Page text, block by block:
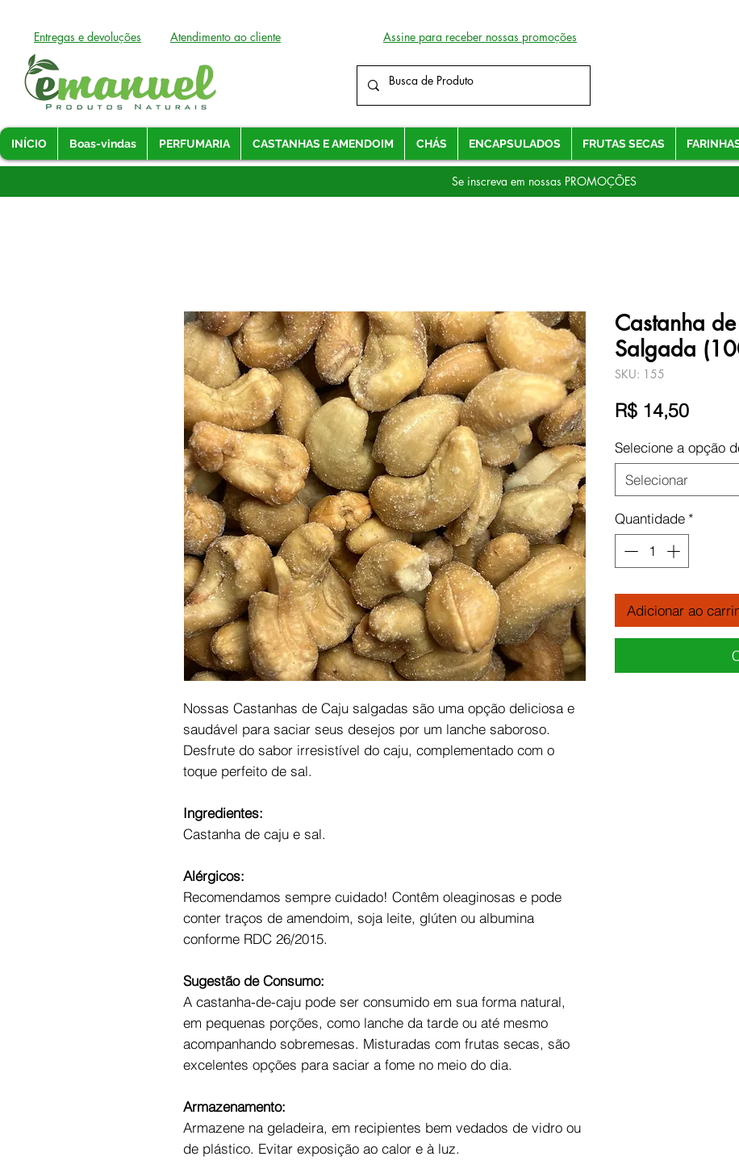
Atendimento ao cliente
Entregas e devoluções Assine para receber nossas promoções
INÍCIO Boas-vindas PERFUMARIA CASTANHAS E AMENDOIM CHÁS ENCAPSULADOS FRUTAS SECAS
Se inscreva em nossas PROMOÇÕES
Nossas Castanhas de Caju salgadas são uma opção deliciosa e
saudável para saciar seus desejos por um lanche saboroso.
Desfrute do sabor irresistível do caju, complementado com o
toque perfeito de sal.
Ingredientes:
Castanha de caju e sal.
Alérgicos:
Recomendamos sempre cuidado! Contêm oleaginosas e pode
conter traços de amendoim, soja leite, glúten ou albumina
conforme RDC 26/2015.
Sugestão de Consumo:
A castanha-de-caju pode ser consumido em sua forma natural,
em pequenas porções, como lanche da tarde ou até mesmo
acompanhando sobremesas. Misturadas com frutas secas, são
excelentes opções para saciar a fome no meio do dia.
Armazenamento:
Armazene na geladeira, em recipientes bem vedados de vidro ou
de plástico. Evitar exposição ao calor e à luz.
Castanha
Salgada
SKU: 155
R$ 14,50Preço
Selecione a opção
Selecionar
Quantidade *
Adicionar ao